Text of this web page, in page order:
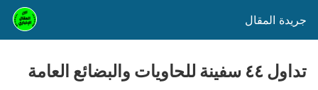
جريدة المقال
تداول ٤٤ سفينة للحاويات والبضائع العامة